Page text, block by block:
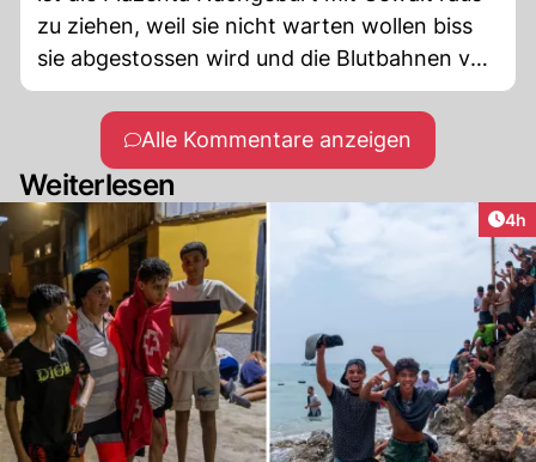
zu ziehen, weil sie nicht warten wollen biss
sie abgestossen wird und die Blutbahnen von
alleine veröden. Dummheit ist das
Verbrechen.
Alle Kommentare anzeigen
Weiterlesen
4h